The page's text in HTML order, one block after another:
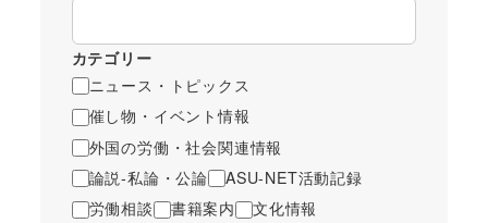
カテゴリー
ニュース・トピックス
催し物・イベント情報
外国の労働・社会関連情報
論説-私論・公論
ASU-NET活動記録
労働相談
書籍案内
文化情報